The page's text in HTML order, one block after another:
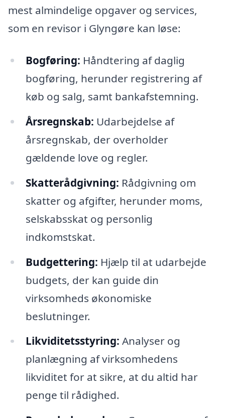
mest almindelige opgaver og services,
som en revisor i Glyngøre kan løse:
Bogføring: Håndtering af daglig
bogføring, herunder registrering af
køb og salg, samt bankafstemning.
Årsregnskab: Udarbejdelse af
årsregnskab, der overholder
gældende love og regler.
Skatterådgivning: Rådgivning om
skatter og afgifter, herunder moms,
selskabsskat og personlig
indkomstskat.
Budgettering: Hjælp til at udarbejde
budgets, der kan guide din
virksomheds økonomiske
beslutninger.
Likviditetsstyring: Analyser og
planlægning af virksomhedens
likviditet for at sikre, at du altid har
penge til rådighed.